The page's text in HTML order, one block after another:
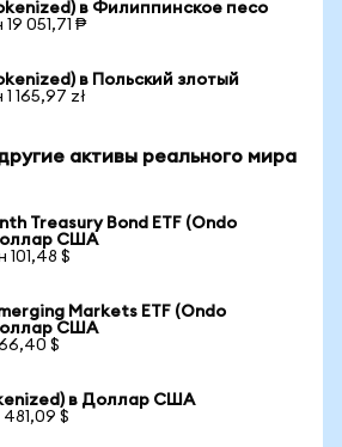
в Филиппинское песо
051,71 ₱
в Польский злотый
165,97 zł
активы реального мира
Treasury Bond ETF (Ondo
США
101,48 $
Markets ETF (Ondo
США
$
в Доллар США
$